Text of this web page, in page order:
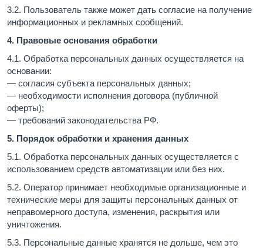
3.2. Пользователь также может дать согласие на получение
информационных и рекламных сообщений.
4. Правовые основания обработки
4.1. Обработка персональных данных осуществляется на
основании:
— согласия субъекта персональных данных;
— необходимости исполнения договора (публичной
оферты);
— требований законодательства РФ.
5. Порядок обработки и хранения данных
5.1. Обработка персональных данных осуществляется с
использованием средств автоматизации или без них.
5.2. Оператор принимает необходимые организационные и
технические меры для защиты персональных данных от
неправомерного доступа, изменения, раскрытия или
уничтожения.
5.3. Персональные данные хранятся не дольше, чем это